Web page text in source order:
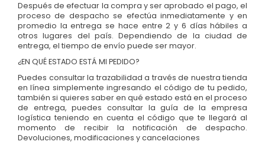
Después de efectuar la compra y ser aprobado el pago, el
proceso de despacho se efectúa inmediatamente y en
promedio la entrega se hace entre 2 y 6 días hábiles a
otros lugares del país. Dependiendo de la ciudad de
entrega, el tiempo de envío puede ser mayor.
¿EN QUÉ ESTADO ESTÁ MI PEDIDO?
Puedes consultar la trazabilidad a través de nuestra tienda
en línea simplemente ingresando el código de tu pedido,
también si quieres saber en qué estado está en el proceso
de entrega, puedes consultar la guía de la empresa
logística teniendo en cuenta el código que te llegará al
momento de recibir la notificación de despacho.
Devoluciones, modificaciones y cancelaciones